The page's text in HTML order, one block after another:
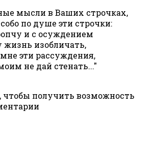
мысли в Ваших строчках,
по душе эти строчки:
и с осуждением
жизнь изобличать,
эти рассуждения,
не дай стенать..."
чтобы получить возможность